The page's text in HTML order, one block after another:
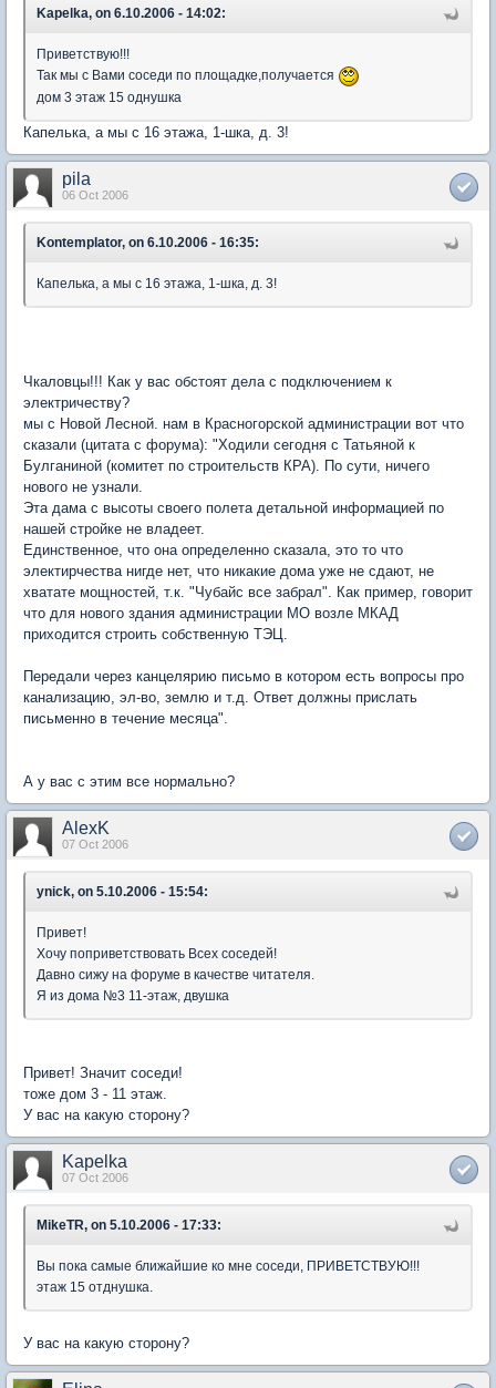
Kapelka, on 6.10.2006 - 14:02:
Приветствую!!!
Так мы с Вами соседи по площадке,получается
дом 3 этаж 15 однушка
Капелька, а мы с 16 этажа, 1-шка, д. 3!
pila
06 Oct 2006
Kontemplator, on 6.10.2006 - 16:35:
Капелька, а мы с 16 этажа, 1-шка, д. 3!
Чкаловцы!!! Как у вас обстоят дела с подключением к
электричеству?
мы с Новой Лесной. нам в Красногорской администрации вот что
сказали (цитата с форума): "Ходили сегодня с Татьяной к
Булганиной (комитет по строительств КРА). По сути, ничего
нового не узнали.
Эта дама с высоты своего полета детальной информацией по
нашей стройке не владеет.
Единственное, что она определенно сказала, это то что
электирчества нигде нет, что никакие дома уже не сдают, не
хватате мощностей, т.к. "Чубайс все забрал". Как пример, говорит
что для нового здания администрации МО возле МКАД
приходится строить собственную ТЭЦ.
Передали через канцелярию письмо в котором есть вопросы про
канализацию, эл-во, землю и т.д. Ответ должны прислать
письменно в течение месяца".
А у вас с этим все нормально?
AlexK
07 Oct 2006
ynick, on 5.10.2006 - 15:54:
Привет!
Хочу поприветствовать Всех соседей!
Давно сижу на форуме в качестве читателя.
Я из дома №3 11-этаж, двушка
Привет! Значит соседи!
тоже дом 3 - 11 этаж.
У вас на какую сторону?
Kapelka
07 Oct 2006
MikeTR, on 5.10.2006 - 17:33:
Вы пока самые ближайшие ко мне соседи, ПРИВЕТСТВУЮ!!!
этаж 15 отднушка.
У вас на какую сторону?